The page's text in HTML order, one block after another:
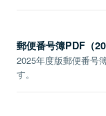
郵便番号簿PDF（
2025年度版郵便番号
す。